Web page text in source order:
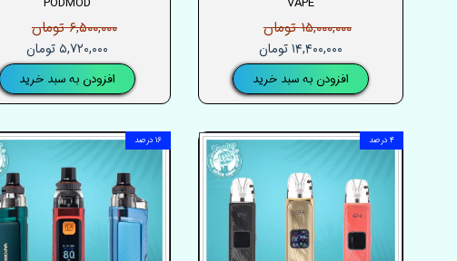
۱۵,۰۰۰,۰۰۰ تومان
۱۴,۴۰۰,۰۰۰ تومان
افزودن به سبد خرید
۶,۵۰۰,۰۰۰ تومان
۵,۷۲۰,۰۰۰ تومان
افزودن به سبد خرید
۴ درصد ۱۶ درصد